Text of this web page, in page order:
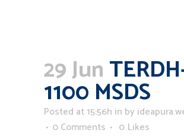
29 Jun
1100 MSDS
Posted at 15:56h in by
0 Comments
0 Likes